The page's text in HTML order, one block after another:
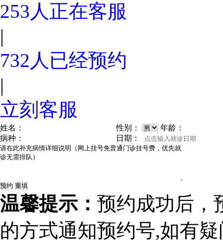
253 人正在客服
|
732 人已经预约
|
立刻客服
姓名： 性别：
年龄：
病种：
日期：
温馨提示： 预约成功后，
的方式通知预约号,如有